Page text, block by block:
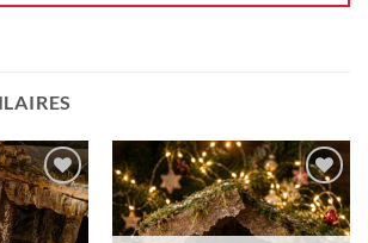
Ajouter
à la liste
d'envie
Ajouter
à la liste
d'envie